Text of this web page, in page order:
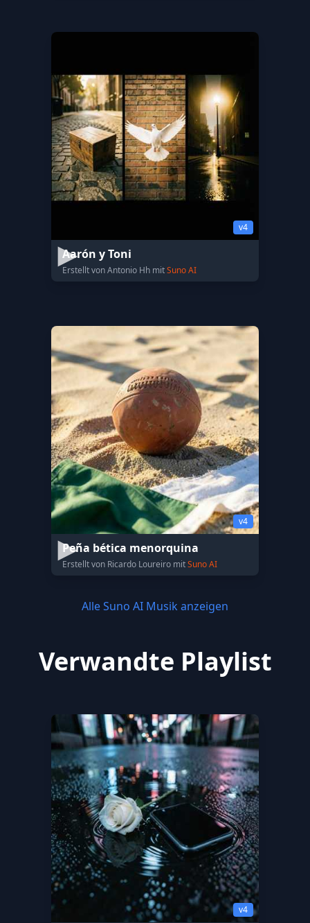
v4
Aarón y Toni
Erstellt von Antonio Hh mitSuno AI
v4
Peña bética menorquina
Erstellt von Ricardo Loureiro mitSuno AI
Alle Suno AI Musik anzeigen
Verwandte Playlist
v4